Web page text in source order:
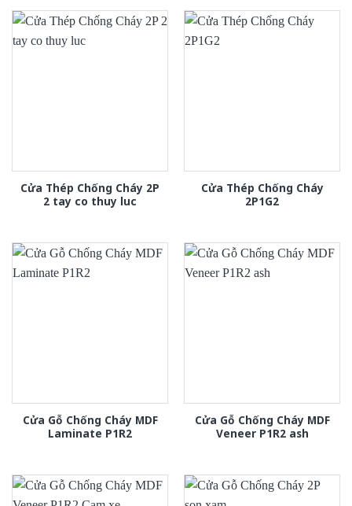
Cửa Thép Chống Cháy 2P
2 tay co thuy luc
Cửa Thép Chống Cháy
2P1G2
Cửa Gỗ Chống Cháy MDF
Laminate P1R2
Cửa Gỗ Chống Cháy MDF
Veneer P1R2 ash